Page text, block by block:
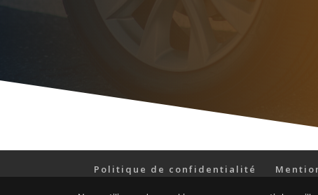
Politique de confidentialité